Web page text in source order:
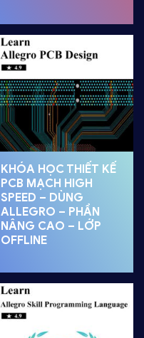
KHÓA HỌC THIẾT KẾ
PCB MẠCH HIGH
SPEED – DÙNG
ALLEGRO – PHẦN
NÂNG CAO – LỚP
OFFLINE